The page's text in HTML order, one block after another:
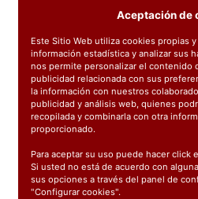
Aceptación de
Este Sitio Web utiliza cookies propias
información estadística y analizar sus
nos permite personalizar el contenido
publicidad relacionada con sus
la información con nuestros
publicidad y análisis web, quienes
recopilada y combinarla con otra
proporcionado.
Para aceptar su uso puede hacer click
Si usted no está de acuerdo con
sus opciones a través del panel de
"Configurar cookies".